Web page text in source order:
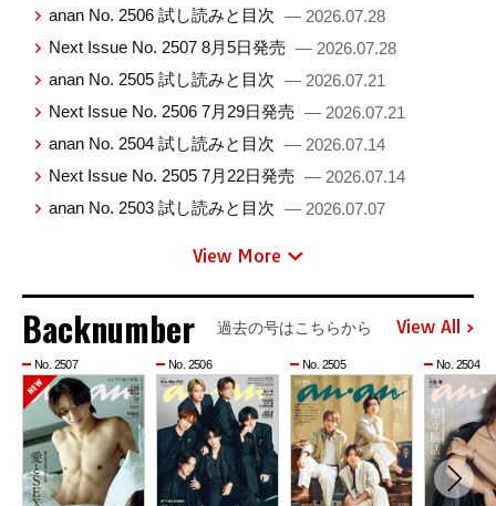
anan No. 2506 試し読みと目次 — 2026.07.28
Next Issue No. 2507 8月5日発売 — 2026.07.28
anan No. 2505 試し読みと目次 — 2026.07.21
Next Issue No. 2506 7月29日発売 — 2026.07.21
anan No. 2504 試し読みと目次 — 2026.07.14
Next Issue No. 2505 7月22日発売 — 2026.07.14
anan No. 2503 試し読みと目次 — 2026.07.07
View More
Backnumber 過去の号はこちらから View All
No. 2507 No. 2506 No. 2505 No. 2504